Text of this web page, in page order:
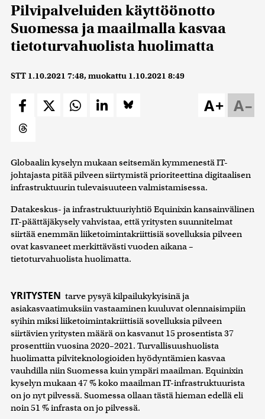
Pilvipalveluiden käyttöönotto
Suomessa ja maailmalla kasvaa
tietoturvahuolista huolimatta
STT 1.10.2021 7:48, muokattu 1.10.2021 8:49
A–
A+
Globaalin kyselyn mukaan seitsemän kymmenestä IT-
johtajasta pitää pilveen siirtymistä prioriteettina digitaalisen
infrastruktuurin tulevaisuuteen valmistamisessa.
Datakeskus- ja infrastruktuuriyhtiö Equinixin kansainvälinen
IT-päättäjäkysely vahvistaa, että yritysten suunnitelmat
siirtää enemmän liiketoimintakriittisiä sovelluksia pilveen
ovat kasvaneet merkittävästi vuoden aikana –
tietoturvahuolista huolimatta.
YRITYSTEN tarve pysyä kilpailukykyisinä ja
asiakasvaatimuksiin vastaaminen kuuluvat olennaisimpiin
syihin miksi liiketoimintakriittisiä sovelluksia pilveen
siirtävien yritysten määrä on kasvanut 15 prosentista 37
prosenttiin vuosina 2020–2021. Turvallisuushuolista
huolimatta pilviteknologioiden hyödyntämien kasvaa
vauhdilla niin Suomessa kuin ympäri maailman. Equinixin
kyselyn mukaan 47 % koko maailman IT-infrastruktuurista
on jo nyt pilvessä. Suomessa ollaan tästä hieman edellä eli
noin 51 % infrasta on jo pilvessä.